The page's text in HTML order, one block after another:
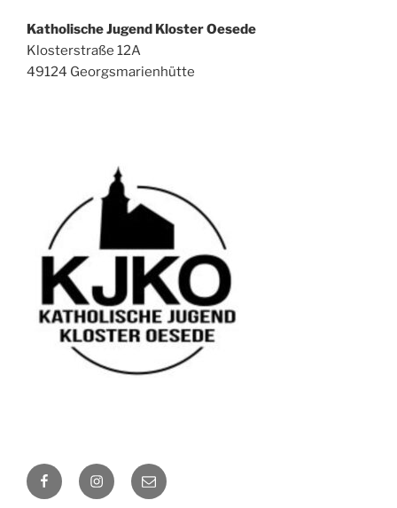
Katholische Jugend Kloster Oesede
Klosterstraße 12A
49124 Georgsmarienhütte
FacebookInstagram
E-
Mail